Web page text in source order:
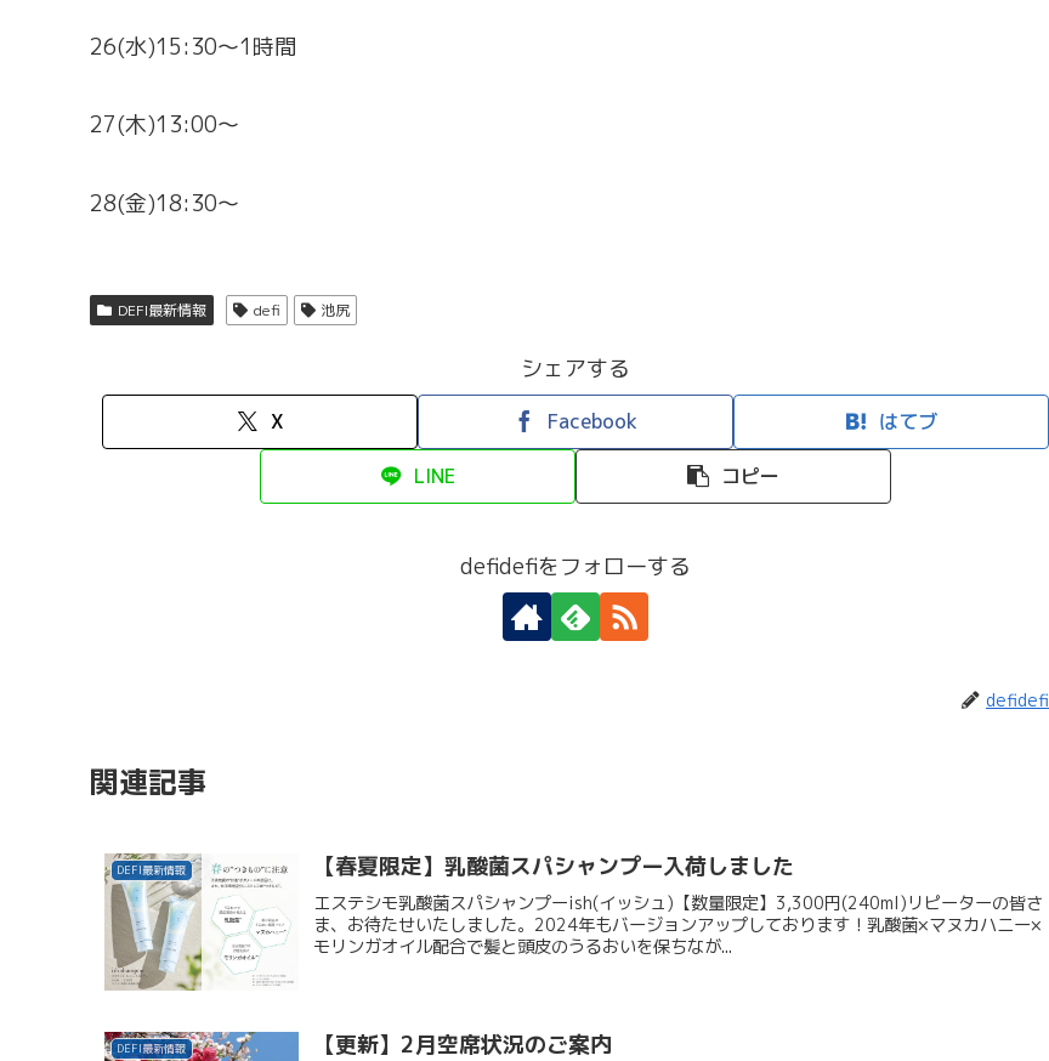
26(水)15:30～1時間
27(木)13:00～
28(金)18:30～
DEFI最新情報 defi 池尻
シェアする
X Facebook はてブ
LINE コピー
defidefiをフォローする
defidefi
関連記事
DEFI最新情報 【春夏限定】乳酸菌スパシャンプー入荷しました
エステシモ乳酸菌スパシャンプーish(イッシュ)【数量限定】3,300円(240ml)リピーターの皆さ
ま、お待たせいたしました。2024年もバージョンアップしております！乳酸菌×マヌカハニー×
モリンガオイル配合で髪と頭皮のうるおいを保ちなが...
DEFI最新情報 【更新】2月空席状況のご案内